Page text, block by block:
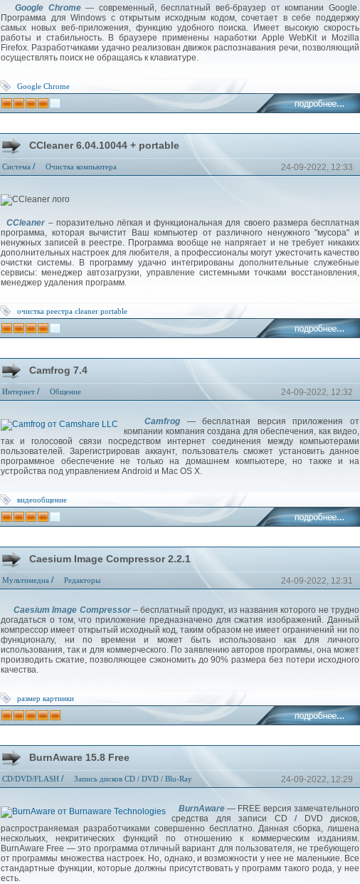
Google Chrome— современный, бесплатный веб-браузер от компании Google.
Программа для Windows с открытым исходным кодом, сочетает в себе поддержку
самых новых веб-приложения, функцию удобного поиска. Имеет высокую скорость
работы и стабильность. В браузере применены наработки Apple WebKit и Mozilla
Firefox. Разработчиками удачно реализован движок распознавания речи, позволяющий
осуществлять поиск не обращаясь к клавиатуре.
Google Chrome
CCleaner 6.04.10044 + portable
Система / Очистка компьютера 24-09-2022, 12:33
CCleaner – поразительно лёгкая и функциональная для своего размера бесплатная
программа, которая вычистит Ваш компьютер от различного ненужного "мусора" и
ненужных записей в реестре. Программа вообще не напрягает и не требует никаких
дополнительных настроек для любителя, а профессионалы могут ужесточить качество
очистки системы. В программу удачно интегрированы дополнительные служебные
сервисы: менеджер автозагрузки, управление системными точками восстановления,
менеджер удаления программ.
очистка реестра cleaner portable
Camfrog 7.4
Интернет / Общение 24-09-2022, 12:32
Camfrog— бесплатная версия приложения от
компании компания создана для обеспечения, как видео,
так и голосовой связи посредством интернет соединения между компьютерами
пользователей. Зарегистрировав аккаунт, пользователь сможет установить данное
программное обеспечение не только на домашнем компьютере, но также и на
устройства под управлением Android и Mac OS X.
видеообщение
Caesium Image Compressor 2.2.1
Мультимедиа / Редакторы 24-09-2022, 12:31
Caesium Image Compressor– бесплатный продукт, из названия которого не трудно
догадаться о том, что приложение предназначено для сжатия изображений. Данный
компрессор имеет открытый исходный код, таким образом не имеет ограничений ни по
функционалу, ни по времени и может быть использовано как для личного
использования, так и для коммерческого. По заявлению авторов программы, она может
производить сжатие, позволяющее сэкономить до 90% размера без потери исходного
качества.
размер картинки
BurnAware 15.8 Free
CD/DVD/FLASH / Запись дисков CD / DVD / Blu-Ray 24-09-2022, 12:29
BurnAware— FREE версия замечательного
средства для записи CD / DVD дисков,
распространяемая разработчиками совершенно бесплатно. Данная сборка, лишена
нескольких, некритических функций по отношению к коммерческим изданиям.
BurnAware Free — это программа отличный вариант для пользователя, не требующего
от программы множества настроек. Но, однако, и возможности у нее не маленькие. Все
стандартные функции, которые должны присутствовать у программ такого рода, у нее
есть.